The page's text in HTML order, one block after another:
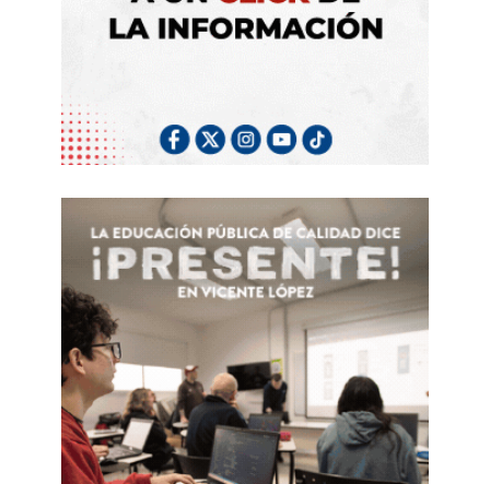
Un llamado a la dignidad
Señores lectores
no podemos seguir aplaudiendo la vocación si esa
vocación se utiliza como excusa para precarizar el
trabajo.La vocación no paga los alquileres, ni
blinda la mente contra el trauma vicario.
Es hora de arrancar al preceptor de esa sombra
terrible en la que lo ha sumido la burocracia
educativa. Valorizar su figura exige abandonar la
retórica vacía y pasar a la acción legislativa y
sindical: necesitamos una recategorización salarial
urgente que reconozca su estatus de actor
pedagógico, requerimos la implementación real de